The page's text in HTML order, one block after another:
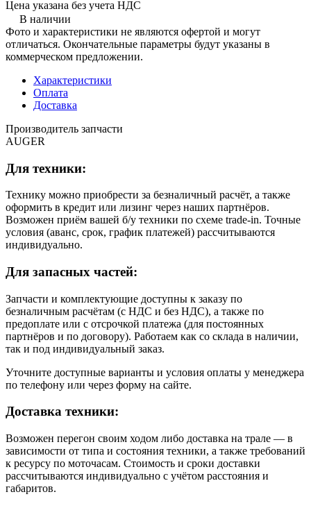
Цена указана без учета НДС
В наличии
Фото и характеристики не являются офертой и могут
отличаться. Окончательные параметры будут указаны в
коммерческом предложении.
Характеристики
Оплата
Доставка
Производитель запчасти
AUGER
Для техники:
Технику можно приобрести за безналичный расчёт, а также
оформить в кредит или лизинг через наших партнёров.
Возможен приём вашей б/у техники по схеме trade-in. Точные
условия (аванс, срок, график платежей) рассчитываются
индивидуально.
Для запасных частей:
Запчасти и комплектующие доступны к заказу по
безналичным расчётам (с НДС и без НДС), а также по
предоплате или с отсрочкой платежа (для постоянных
партнёров и по договору). Работаем как со склада в наличии,
так и под индивидуальный заказ.
Уточните доступные варианты и условия оплаты у менеджера
по телефону или через форму на сайте.
Доставка техники:
Возможен перегон своим ходом либо доставка на трале — в
зависимости от типа и состояния техники, а также требований
к ресурсу по моточасам. Стоимость и сроки доставки
рассчитываются индивидуально с учётом расстояния и
габаритов.